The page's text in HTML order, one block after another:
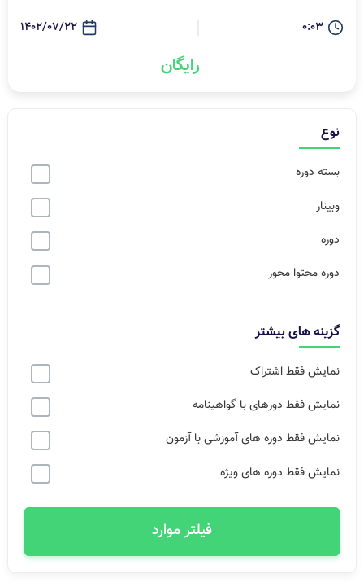
0:03
1402/07/22
رایگان
نوع
بسته دوره
وبینار
دوره
دوره محتوا محور
گزینه های بیشتر
نمایش فقط اشتراک
نمایش فقط دورهای با گواهینامه
نمایش فقط دوره های آموزشی با آزمون
نمایش فقط دوره های ویژه
فیلتر موارد